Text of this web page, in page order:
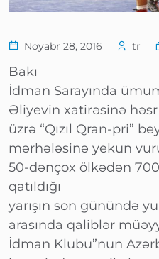
Noyabr 28, 2016 tr
Bakı
İdman Sarayında
Əliyevin xatirəsinə
üzrə “Qızıl Qran-pri”
mərhələsinə yekun
50-dənçox ölkədən
qatıldığı
yarışın son günündə
arasında qaliblər
İdman Klubu”nun